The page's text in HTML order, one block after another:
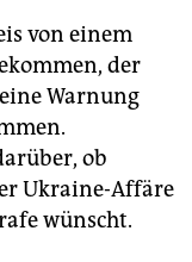
von einem
der
Warnung
ob
Ukraine-Affäre
wünscht.